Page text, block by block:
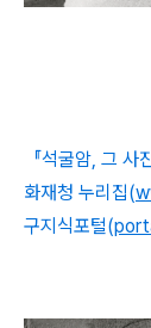
『석굴암, 그 사
화재청 누리집(
구지식포털(